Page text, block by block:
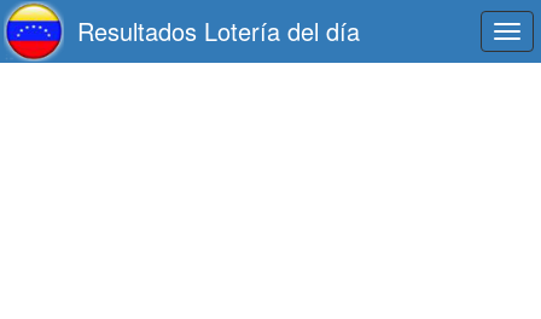
Resultados Lotería del día